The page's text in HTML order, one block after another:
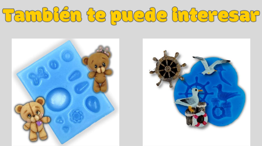
También te puede interesar